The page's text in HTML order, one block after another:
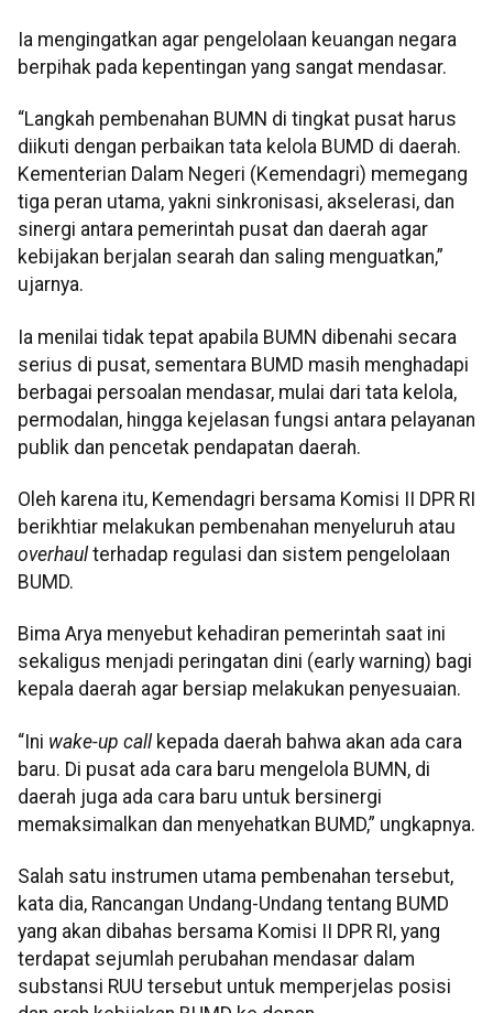
Ia mengingatkan agar pengelolaan keuangan negara
berpihak pada kepentingan yang sangat mendasar.
“Langkah pembenahan BUMN di tingkat pusat harus
diikuti dengan perbaikan tata kelola BUMD di daerah.
Kementerian Dalam Negeri (Kemendagri) memegang
tiga peran utama, yakni sinkronisasi, akselerasi, dan
sinergi antara pemerintah pusat dan daerah agar
kebijakan berjalan searah dan saling menguatkan,”
ujarnya.
Ia menilai tidak tepat apabila BUMN dibenahi secara
serius di pusat, sementara BUMD masih menghadapi
berbagai persoalan mendasar, mulai dari tata kelola,
permodalan, hingga kejelasan fungsi antara pelayanan
publik dan pencetak pendapatan daerah.
Oleh karena itu, Kemendagri bersama Komisi II DPR RI
berikhtiar melakukan pembenahan menyeluruh atau
overhaul terhadap regulasi dan sistem pengelolaan
BUMD.
Bima Arya menyebut kehadiran pemerintah saat ini
sekaligus menjadi peringatan dini (early warning) bagi
kepala daerah agar bersiap melakukan penyesuaian.
“Ini wake-up callkepada daerah bahwa akan ada cara
baru. Di pusat ada cara baru mengelola BUMN, di
daerah juga ada cara baru untuk bersinergi
memaksimalkan dan menyehatkan BUMD,” ungkapnya.
Salah satu instrumen utama pembenahan tersebut,
kata dia, Rancangan Undang-Undang tentang BUMD
yang akan dibahas bersama Komisi II DPR RI, yang
terdapat sejumlah perubahan mendasar dalam
substansi RUU tersebut untuk memperjelas posisi